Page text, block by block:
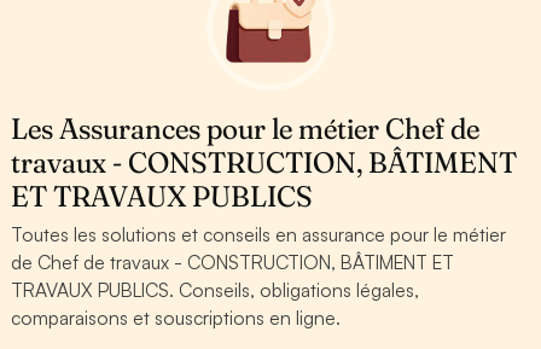
Les Assurances pour le métier Chef de
travaux - CONSTRUCTION, BÂTIMENT
ET TRAVAUX PUBLICS
Toutes les solutions et conseils en assurance pour le métier
de Chef de travaux - CONSTRUCTION, BÂTIMENT ET
TRAVAUX PUBLICS. Conseils, obligations légales,
comparaisons et souscriptions en ligne.